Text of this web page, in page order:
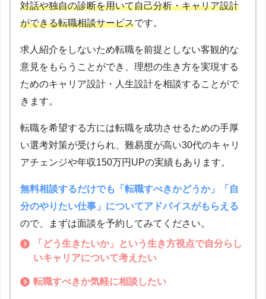
対話や独自の診断を用いて自己分析・キャリア設計
ができる転職相談サービスです。
求人紹介をしないため転職を前提としない客観的な
意見をもらうことができ、理想の生き方を実現する
ためのキャリア設計・人生設計を相談することがで
きます。
転職を希望する方には転職を成功させるための手厚
い選考対策が受けられ、難易度が高い30代のキャリ
アチェンジや年収150万円UPの実績もあります。
無料相談するだけでも「転職すべきかどうか」「自
分のやりたい仕事」についてアドバイスがもらえる
ので、まずは面談を予約してみてください。
「どう生きたいか」という生き方視点で自分らし
いキャリアについて考えたい
転職すべきか気軽に相談したい